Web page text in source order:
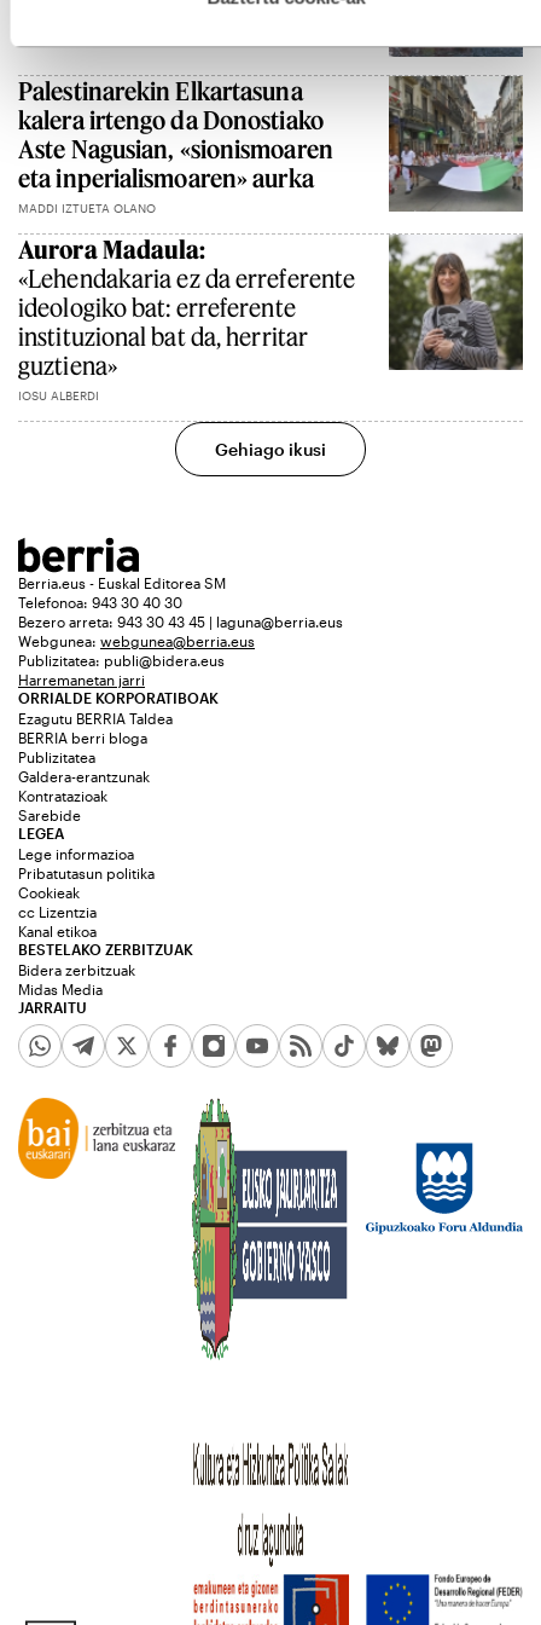
Palestinarekin Elkartasuna
kalera irtengo da Donostiako
Aste Nagusian, «sionismoaren
eta inperialismoaren» aurka
MADDI IZTUETA OLANO
Aurora Madaula:
«Lehendakaria ez da erreferente
ideologiko bat: erreferente
instituzional bat da, herritar
guztiena»
IOSU ALBERDI
Gehiago ikusi
Berria.eus - Euskal Editorea SM
Telefonoa: 943 30 40 30
Bezero arreta: 943 30 43 45 | laguna@berria.eus
Webgunea: webgunea@berria.eus
Publizitatea: publi@bidera.eus
Harremanetan jarri
ORRIALDE KORPORATIBOAK
Ezagutu BERRIA Taldea
BERRIA berri bloga
Publizitatea
Galdera-erantzunak
Kontratazioak
Sarebide
JARRAITU
LEGEA
Lege informazioa
Pribatutasun politika
Cookieak
cc Lizentzia
Kanal etikoa
BESTELAKO ZERBITZUAK
Bidera zerbitzuak
Midas Media